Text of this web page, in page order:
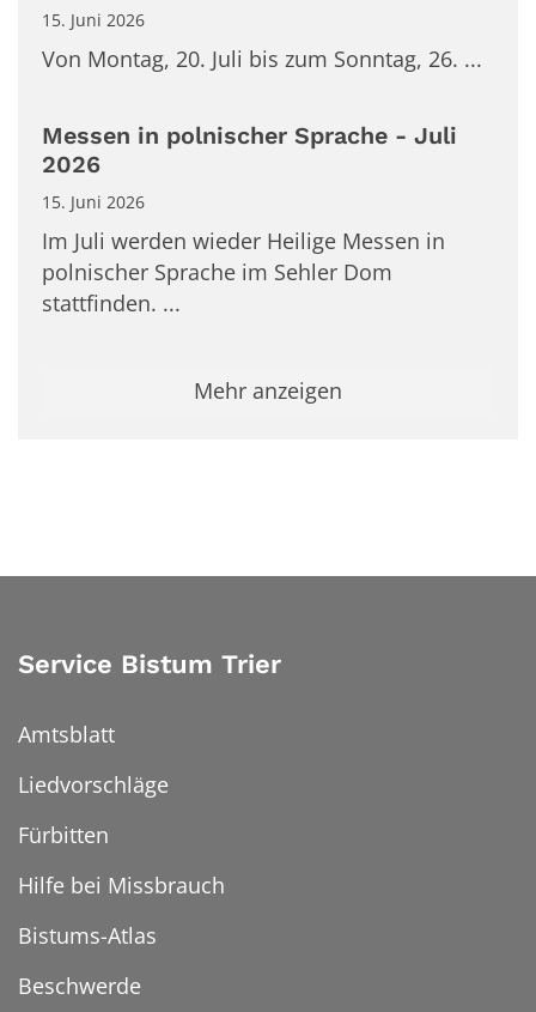
15. Juni 2026
Von Montag, 20. Juli bis zum Sonntag, 26. ...
Messen in polnischer Sprache - Juli
2026
15. Juni 2026
Im Juli werden wieder Heilige Messen in
polnischer Sprache im Sehler Dom
stattfinden. ...
Mehr anzeigen
Service Bistum Trier
Amtsblatt
Liedvorschläge
Fürbitten
Hilfe bei Missbrauch
Bistums-Atlas
Beschwerde